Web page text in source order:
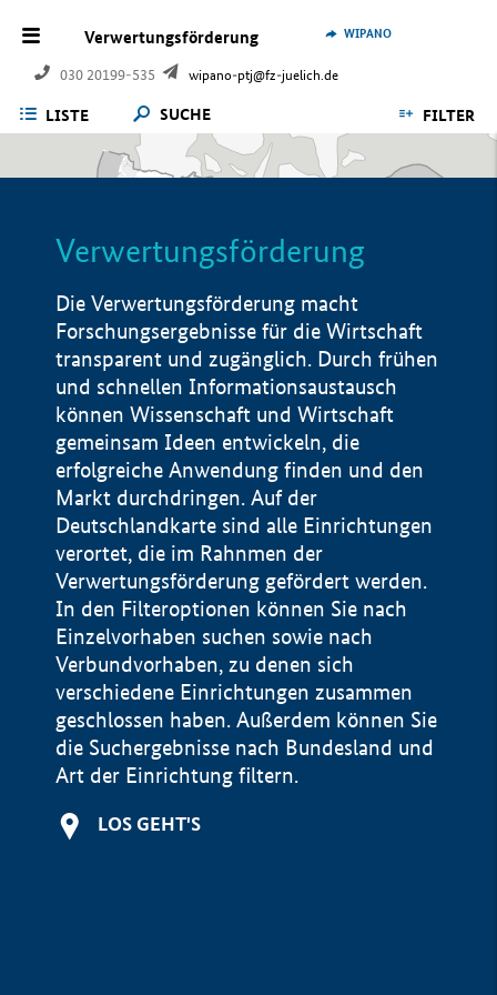
Verwertungsförderung
030 20199-535 wipano-ptj@fz-juelich.de
WIPANO
LISTE SUCHE FILTER
Verwertungsförderung
Die Verwertungsförderung macht
Forschungsergebnisse für die Wirtschaft
transparent und zugänglich. Durch frühen
und schnellen Informationsaustausch
können Wissenschaft und Wirtschaft
gemeinsam Ideen entwickeln, die
erfolgreiche Anwendung finden und den
Markt durchdringen. Auf der
Deutschlandkarte sind alle Einrichtungen
verortet, die im Rahnmen der
Verwertungsförderung gefördert werden.
In den Filteroptionen können Sie nach
Einzelvorhaben suchen sowie nach
Verbundvorhaben, zu denen sich
verschiedene Einrichtungen zusammen
geschlossen haben. Außerdem können Sie
die Suchergebnisse nach Bundesland und
Art der Einrichtung filtern.
LOS GEHT'S